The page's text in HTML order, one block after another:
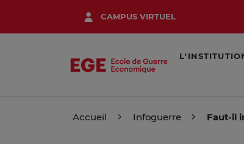
contenu
CAMPUS VIRTUEL
Accueil Infoguerre Faut-il